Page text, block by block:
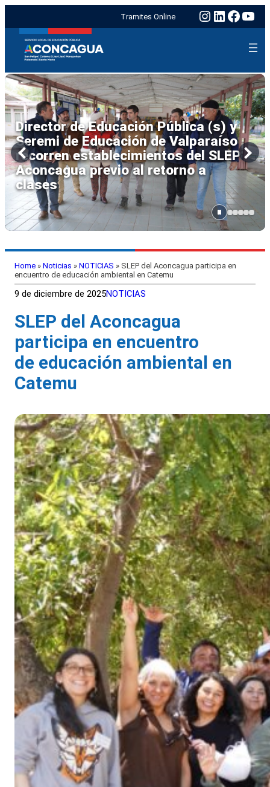
Tramites Online Instagram
LinkedIn
Seremi de Educación y SLEP
Aconcagua encabezan trabajo
interinstitucional de emergencia en
Escuela Viña Errázuriz
de Panquehue
Home » Noticias » NOTICIAS » SLEP del Aconcagua participa en
encuentro de educación ambiental en Catemu
9 de diciembre de 2025NOTICIAS
SLEP del Aconcagua
participa en encuentro
de educación ambiental en
Catemu